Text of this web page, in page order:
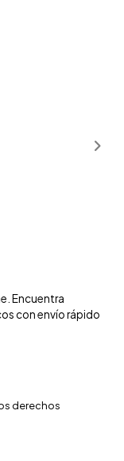
Encuentra
con envío rápido
derechos